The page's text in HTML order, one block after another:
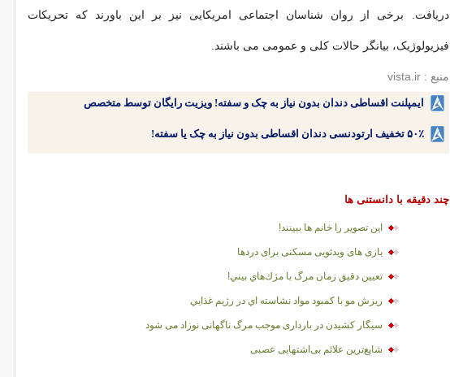
دریافت. برخی از روان شناسان اجتماعی امریکایی نیز بر این باورند که تحریکات
فیزیولوژیک، بیانگر حالات کلی و عمومی می باشند.
منبع : vista.ir
ایمپلنت اقساطی دندان بدون نیاز به چک و سفته! ویزیت رایگان توسط متخصص
۵۰٪ تخفیف ارتودنسی دندان اقساطی بدون نیاز به چک یا سفته!
چند دقیقه با دانستنی ها
این تصویر را خانم ها ببینند!
بازی های ویدئویی مسکنی برای دردها
تعيين دقيق زمان مرگ با مژك‌هاي بيني!
ريزش مو با کمبود مواد نشاسته اي در رژيم غذايي
سیگار کشیدن در بارداری موجب مرگ ناگهانی نوزاد می شود
شایع‌ترین علائم بی‌اشتهایی عصبی